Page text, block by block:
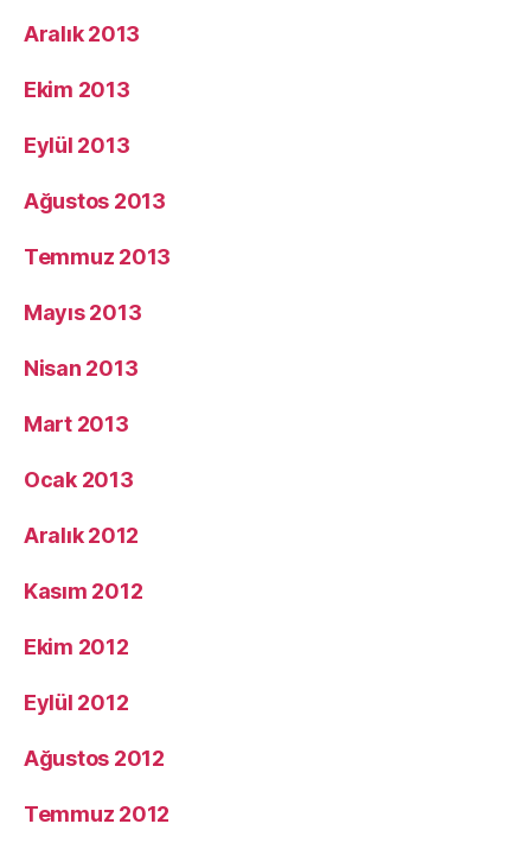
Aralık 2013
Ekim 2013
Eylül 2013
Ağustos 2013
Temmuz 2013
Mayıs 2013
Nisan 2013
Mart 2013
Ocak 2013
Aralık 2012
Kasım 2012
Ekim 2012
Eylül 2012
Ağustos 2012
Temmuz 2012